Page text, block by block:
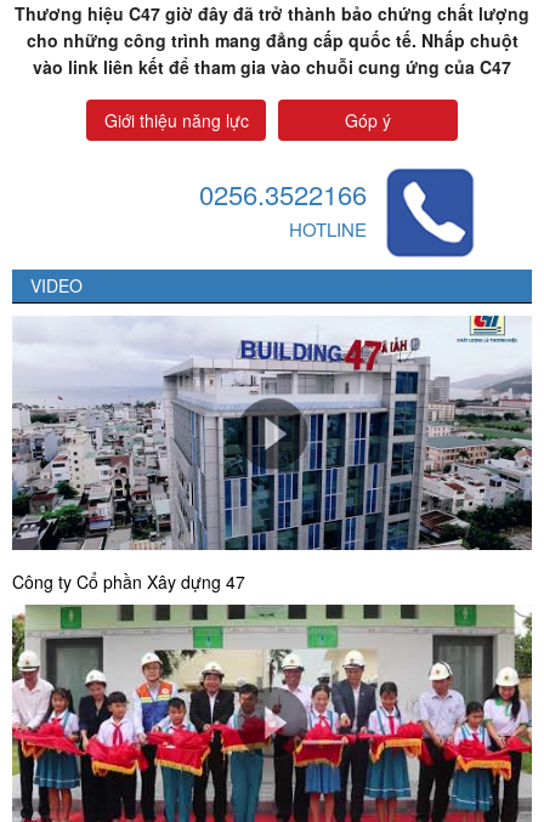
Thương hiệu C47 giờ đây đã trở thành bảo chứng chất lượng
cho những công trình mang đẳng cấp quốc tế. Nhấp chuột
vào link liên kết để tham gia vào chuỗi cung ứng của C47
Giới thiệu năng lực Góp ý
0256.3522166
HOTLINE
VIDEO
Công ty Cổ phần Xây dựng 47